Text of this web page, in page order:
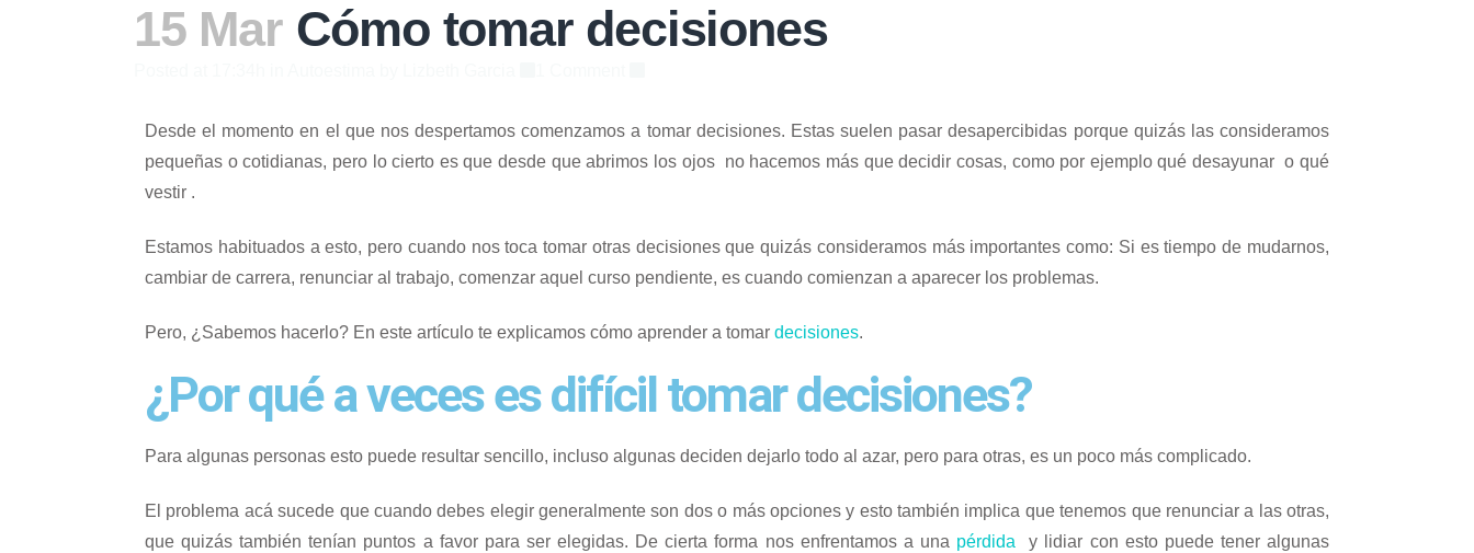
15 MarCómo tomar decisiones
Desde el momento en el que nos despertamos comenzamos a tomar decisiones. Estas suelen pasar desapercibidas porque quizás las consideramos
pequeñas o cotidianas, pero lo cierto es que desde que abrimos los ojos no hacemos más que decidir cosas, como por ejemplo qué desayunar o qué
vestir .
Estamos habituados a esto, pero cuando nos toca tomar otras decisiones que quizás consideramos más importantes como: Si es tiempo de mudarnos,
cambiar de carrera, renunciar al trabajo, comenzar aquel curso pendiente, es cuando comienzan a aparecer los problemas.
Pero, ¿Sabemos hacerlo? En este artículo te explicamos cómo aprender a tomar decisiones.
¿Por qué a veces es difícil tomar decisiones?
Para algunas personas esto puede resultar sencillo, incluso algunas deciden dejarlo todo al azar, pero para otras, es un poco más complicado.
El problema acá sucede que cuando debes elegir generalmente son dos o más opciones y esto también implica que tenemos que renunciar a las otras,
que quizás también tenían puntos a favor para ser elegidas. De cierta forma nos enfrentamos a una pérdida y lidiar con esto puede tener algunas